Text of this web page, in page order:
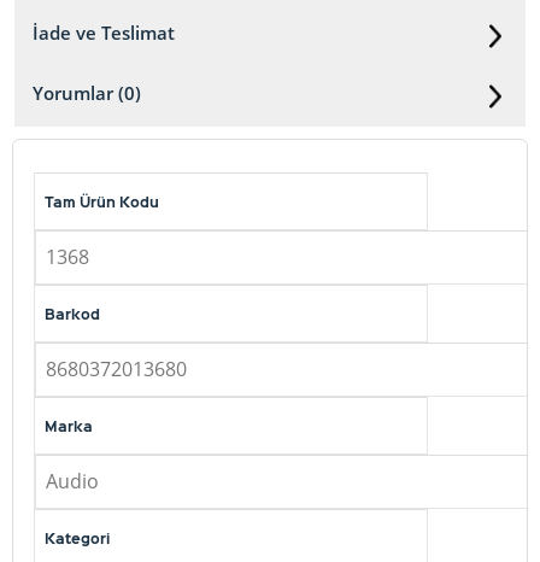
İade ve Teslimat
Yorumlar (0)
Tam Ürün Kodu
1368
Barkod
8680372013680
Marka
Audio
Kategori